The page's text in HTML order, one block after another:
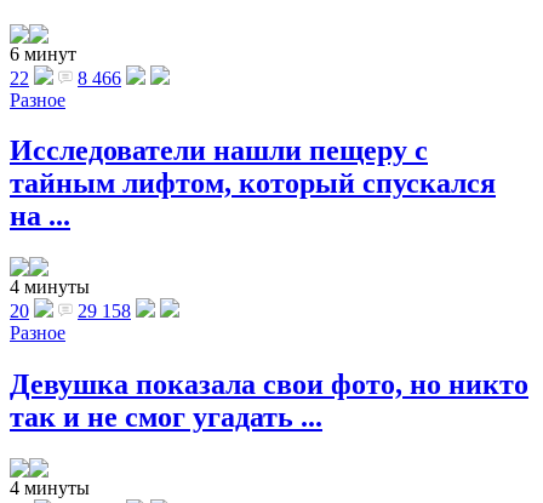
6 минут
22
8 466
Разное
Исследователи нашли пещеру с
тайным лифтом, который спускался
на ...
4 минуты
20
29 158
Разное
Девушка показала свои фото, но никто
так и не смог угадать ...
4 минуты